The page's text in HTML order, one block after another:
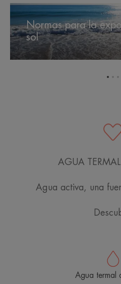
para
la
exposición
al
Normas para la
sol
AGUA
Agua activa, una
Agua termal